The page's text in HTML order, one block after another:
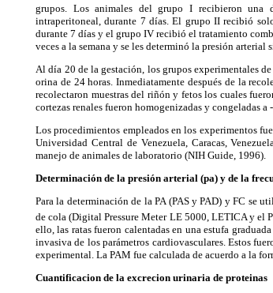
grupos. Los animales del grupo I recibieron
intraperitoneal, durante 7 días. El grupo II recibió
durante 7 días y el grupo IV recibió el tratamiento
veces a la semana y se les determinó la presión
Al día 20 de la gestación, los grupos experimentales
orina de 24 horas. Inmediatamente después de la
recolectaron muestras del riñón y fetos los cuales
cortezas renales fueron homogenizadas y congeladas
Los procedimientos empleados en los experimentos
Universidad Central de Venezuela, Caracas,
manejo de animales de laboratorio (NIH Guide, 1996).
Determinación de la presión arterial (pa) y de la
Para la determinación de la PA (PAS y PAD) y FC
de cola (Digital Pressure Meter LE 5000, LETICA y el
ello, las ratas fueron calentadas en una estufa
invasiva de los parámetros cardiovasculares. Estos
experimental. La PAM fue calculada de acuerdo a la
Cuantificacion de la excrecion urinaria de proteinas